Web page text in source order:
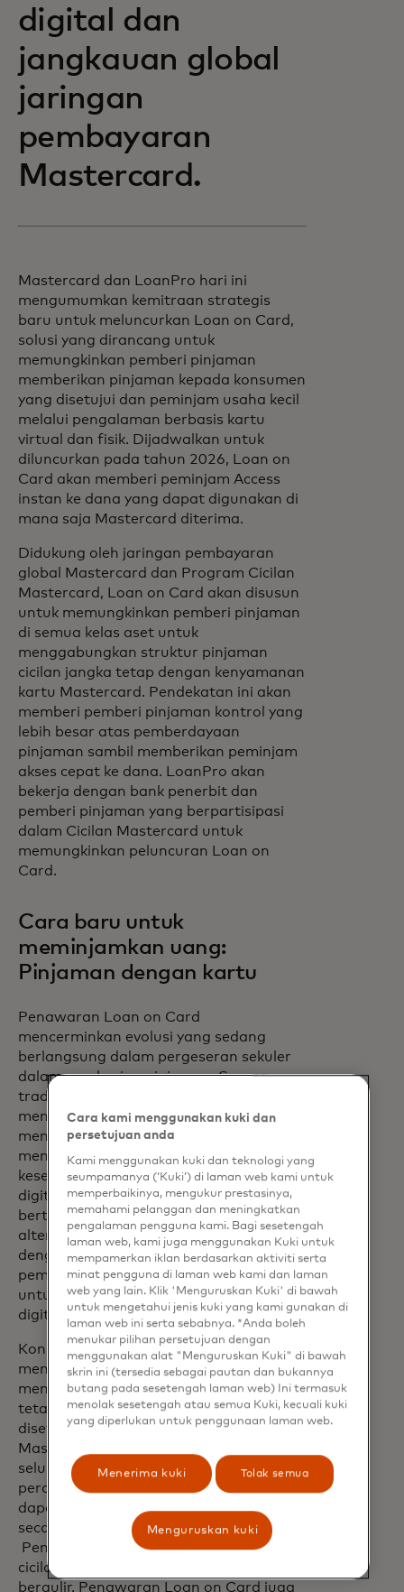
digital dan
jangkauan global
jaringan
pembayaran
Mastercard.
Mastercard dan LoanPro hari ini
mengumumkan kemitraan strategis
baru untuk meluncurkan Loan on Card,
solusi yang dirancang untuk
memungkinkan pemberi pinjaman
memberikan pinjaman kepada konsumen
yang disetujui dan peminjam usaha kecil
melalui pengalaman berbasis kartu
virtual dan fisik. Dijadwalkan untuk
diluncurkan pada tahun 2026, Loan on
Card akan memberi peminjam Access
instan ke dana yang dapat digunakan di
mana saja Mastercard diterima.
Didukung oleh jaringan pembayaran
global Mastercard dan Program Cicilan
Mastercard, Loan on Card akan disusun
untuk memungkinkan pemberi pinjaman
di semua kelas aset untuk
menggabungkan struktur pinjaman
cicilan jangka tetap dengan kenyamanan
kartu Mastercard. Pendekatan ini akan
memberi pemberi pinjaman kontrol yang
lebih besar atas pemberdayaan
pinjaman sambil memberikan peminjam
akses cepat ke dana. LoanPro akan
bekerja dengan bank penerbit dan
pemberi pinjaman yang berpartisipasi
dalam Cicilan Mastercard untuk
memungkinkan peluncuran Loan on
Card.
Cara baru untuk
meminjamkan uang:
Pinjaman dengan kartu
Penawaran Loan on Card
mencerminkan evolusi yang sedang
berlangsung dalam pergeseran sekuler
dalam pemberian pinjaman. Secara
tradisional, penyedia pinjaman
mengandalkan transfer ACH untuk
mencairkan dana, sebuah metode yang
memiliki kekurangan dalam hal
kesegeraan, fleksibilitas, dan jangkauan
digital. Kemitraan Mastercard LoanPro
bertujuan untuk memperkenalkan
alternatif digital untuk bisnis kecil, mirip
dengan bagaimana vertikal lain seperti
pembayaran konsumen telah berevolusi
untuk memperkenalkan penawaran
digital baru.
Konsep Loan on Card dirancang untuk
memungkinkan pemberi pinjaman
memberikan pinjaman angsuran jangka
tetap langsung kepada peminjam yang
disetujui melalui Kredensi Cicilan
Mastercard dan disediakan ke dompet
seluler secara default. Peminjam, baik
perorangan maupun pemilik usaha kecil,
dapat menggunakan dana tersebut
secara online atau di dalam toko.
Pembayaran akan dilakukan dengan
cicilan yang dapat diprediksi, tanpa saldo
bergulir. Penawaran Loan on Card juga
Cara kami menggunakan kuki dan
persetujuan anda
Kami menggunakan kuki dan teknologi yang
seumpamanya (‘Kuki’) di laman web kami untuk
memperbaikinya, mengukur prestasinya,
memahami pelanggan dan meningkatkan
pengalaman pengguna kami. Bagi sesetengah
laman web, kami juga menggunakan Kuki untuk
mempamerkan iklan berdasarkan aktiviti serta
minat pengguna di laman web kami dan laman
web yang lain. Klik 'Menguruskan Kuki' di bawah
untuk mengetahui jenis kuki yang kami gunakan di
laman web ini serta sebabnya. *Anda boleh
menukar pilihan persetujuan dengan
menggunakan alat "Menguruskan Kuki" di bawah
skrin ini (tersedia sebagai pautan dan bukannya
butang pada sesetengah laman web) Ini termasuk
menolak sesetengah atau semua Kuki, kecuali kuki
yang diperlukan untuk penggunaan laman web.
Menerima kuki Tolak semua
Menguruskan kuki